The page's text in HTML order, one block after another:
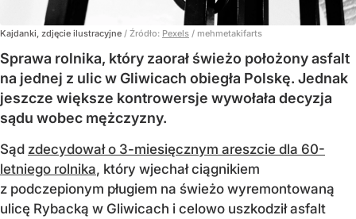
Kajdanki, zdjęcie ilustracyjne / Źródło: Pexels / mehmetakifarts
Sprawa rolnika, który zaorał świeżo położony asfalt
na jednej z ulic w Gliwicach obiegła Polskę. Jednak
jeszcze większe kontrowersje wywołała decyzja
sądu wobec mężczyzny.
Sąd zdecydował o 3-miesięcznym areszcie dla 60-
letniego rolnika, który wjechał ciągnikiem
z podczepionym pługiem na świeżo wyremontowaną
ulicę Rybacką w Gliwicach i celowo uszkodził asfalt